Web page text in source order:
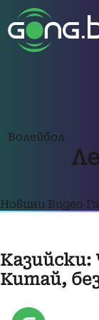
Волейбол
Новини Видео
Казийски:
Китай,